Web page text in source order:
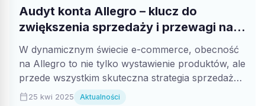
Audyt konta Allegro – klucz do
zwiększenia sprzedaży i przewagi nad
konkurencją
W dynamicznym świecie e-commerce, obecność
na Allegro to nie tylko wystawienie produktów, ale
przede wszystkim skuteczna strategia sprzedaży.
Profesjonalny audyt...
calendar_today25 kwi 2025 Aktualności